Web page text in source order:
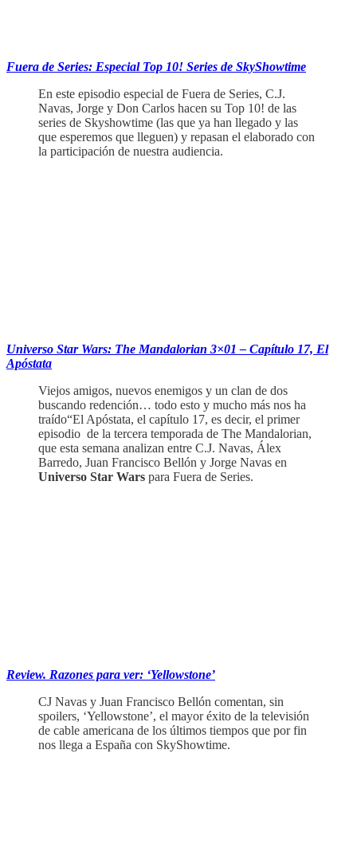
Fuera de Series: Especial Top 10! Series de SkyShowtime
En este episodio especial de Fuera de Series, C.J.
Navas, Jorge y Don Carlos hacen su Top 10! de las
series de Skyshowtime (las que ya han llegado y las
que esperemos que lleguen) y repasan el elaborado con
la participación de nuestra audiencia.
Universo Star Wars: The Mandalorian 3×01 – Capítulo 17, El
Apóstata
Viejos amigos, nuevos enemigos y un clan de dos
buscando redención… todo esto y mucho más nos ha
traído“El Apóstata, el capítulo 17, es decir, el primer
episodio de la tercera temporada de The Mandalorian,
que esta semana analizan entre C.J. Navas, Álex
Barredo, Juan Francisco Bellón y Jorge Navas en
Universo Star Wars para Fuera de Series.
Review. Razones para ver: ‘Yellowstone’
CJ Navas y Juan Francisco Bellón comentan, sin
spoilers, ‘Yellowstone’, el mayor éxito de la televisión
de cable americana de los últimos tiempos que por fin
nos llega a España con SkyShowtime.